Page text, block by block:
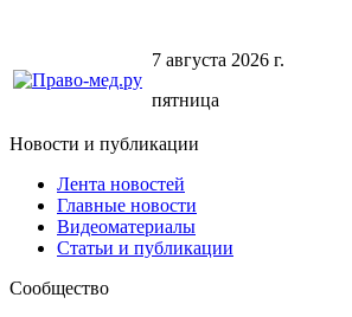
7 августа 2026 г.
пятница
Новости и публикации
Лента новостей
Главные новости
Видеоматериалы
Статьи и публикации
Сообщество